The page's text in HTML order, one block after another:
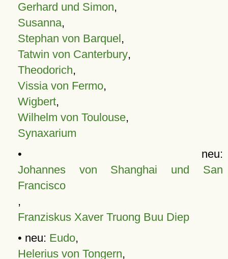
Gerhard und Simon,
Susanna,
Stephan von Barquel,
Tatwin von Canterbury,
Theodorich,
Vissia von Fermo,
Wigbert,
Wilhelm von Toulouse,
Synaxarium
• neu:
Johannes von Shanghai und San
Francisco
,
Franziskus Xaver Truong Buu Diep
• neu: Eudo,
Helerius von Tongern,